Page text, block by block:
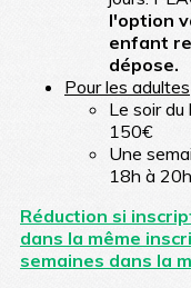
l'option
enfant
dépose.
Pour les adultes
Le soir
150€
Une
18h à
Réduction si
dans la même
semaines dans la